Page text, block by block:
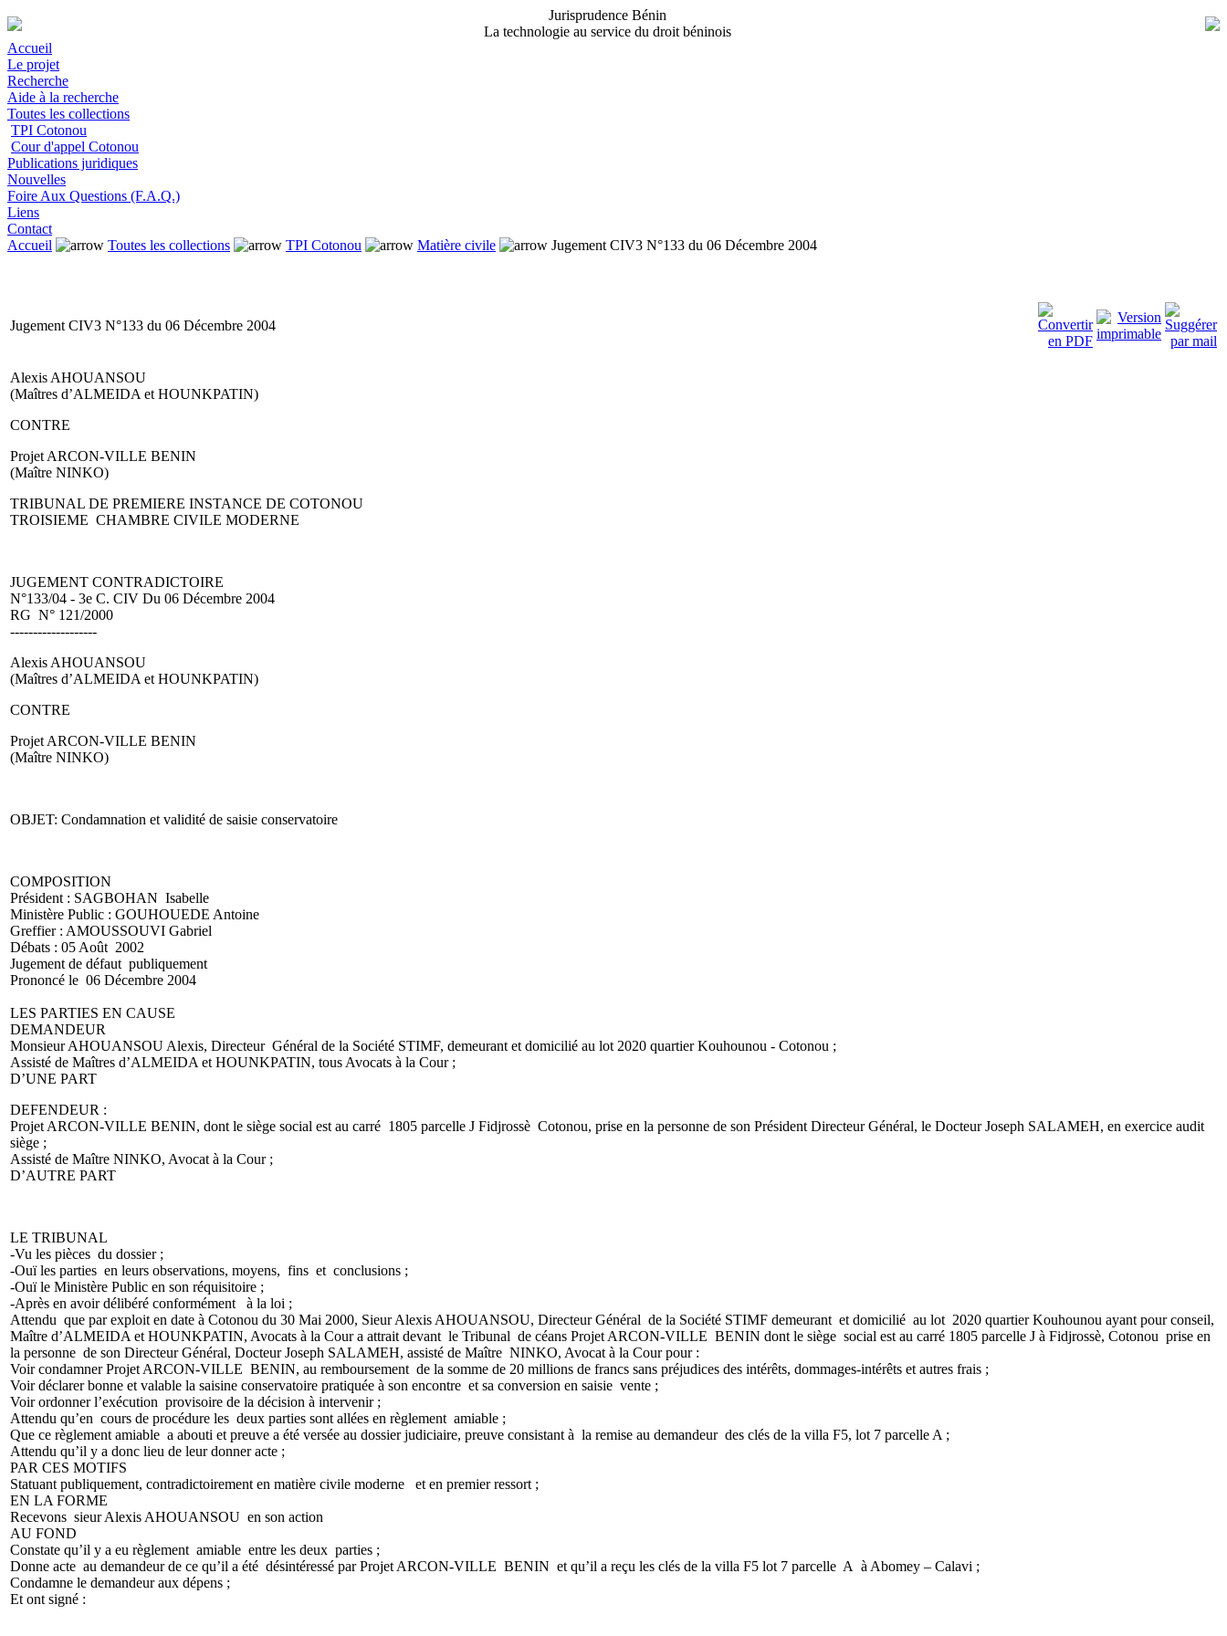
Jurisprudence Bénin
La technologie au service du droit béninois
Accueil
Le projet
Recherche
Aide à la recherche
Toutes les collections
TPI Cotonou
Cour d'appel Cotonou
Publications juridiques
Nouvelles
Foire Aux Questions (F.A.Q.)
Liens
Contact
Accueil
Toutes les collections TPI Cotonou Matière civile Jugement CIV3 N°133 du 06 Décembre 2004
Jugement CIV3 N°133 du 06 Décembre 2004
Alexis AHOUANSOU
(Maîtres d’ALMEIDA et HOUNKPATIN)
CONTRE
Projet ARCON-VILLE BENIN
(Maître NINKO)
TRIBUNAL DE PREMIERE INSTANCE DE COTONOU
TROISIEME CHAMBRE CIVILE MODERNE
JUGEMENT CONTRADICTOIRE
N°133/04 - 3e C. CIV Du 06 Décembre 2004
RG N° 121/2000
-------------------
Alexis AHOUANSOU
(Maîtres d’ALMEIDA et HOUNKPATIN)
CONTRE
Projet ARCON-VILLE BENIN
(Maître NINKO)
OBJET: Condamnation et validité de saisie conservatoire
COMPOSITION
Président : SAGBOHAN Isabelle
Ministère Public : GOUHOUEDE Antoine
Greffier : AMOUSSOUVI Gabriel
Débats : 05 Août 2002
Jugement de défaut publiquement
Prononcé le 06 Décembre 2004
LES PARTIES EN CAUSE
DEMANDEUR
Monsieur AHOUANSOU Alexis, Directeur Général de la Société STIMF, demeurant et domicilié au lot 2020 quartier Kouhounou - Cotonou ;
Assisté de Maîtres d’ALMEIDA et HOUNKPATIN, tous Avocats à la Cour ;
D’UNE PART
DEFENDEUR :
Projet ARCON-VILLE BENIN, dont le siège social est au carré 1805 parcelle J Fidjrossè Cotonou, prise en la personne de son Président Directeur Général, le Docteur Joseph SALAMEH, en exercice audit
siège ;
Assisté de Maître NINKO, Avocat à la Cour ;
D’AUTRE PART
LE TRIBUNAL
-Vu les pièces du dossier ;
-Ouï les parties en leurs observations, moyens, fins et conclusions ;
-Ouï le Ministère Public en son réquisitoire ;
-Après en avoir délibéré conformément à la loi ;
Attendu que par exploit en date à Cotonou du 30 Mai 2000, Sieur Alexis AHOUANSOU, Directeur Général de la Société STIMF demeurant et domicilié au lot 2020 quartier Kouhounou ayant pour conseil,
Maître d’ALMEIDA et HOUNKPATIN, Avocats à la Cour a attrait devant le Tribunal de céans Projet ARCON-VILLE BENIN dont le siège social est au carré 1805 parcelle J à Fidjrossè, Cotonou prise en
la personne de son Directeur Général, Docteur Joseph SALAMEH, assisté de Maître NINKO, Avocat à la Cour pour :
Voir condamner Projet ARCON-VILLE BENIN, au remboursement de la somme de 20 millions de francs sans préjudices des intérêts, dommages-intérêts et autres frais ;
Voir déclarer bonne et valable la saisine conservatoire pratiquée à son encontre et sa conversion en saisie vente ;
Voir ordonner l’exécution provisoire de la décision à intervenir ;
Attendu qu’en cours de procédure les deux parties sont allées en règlement amiable ;
Que ce règlement amiable a abouti et preuve a été versée au dossier judiciaire, preuve consistant à la remise au demandeur des clés de la villa F5, lot 7 parcelle A ;
Attendu qu’il y a donc lieu de leur donner acte ;
PAR CES MOTIFS
Statuant publiquement, contradictoirement en matière civile moderne et en premier ressort ;
EN LA FORME
Recevons sieur Alexis AHOUANSOU en son action
AU FOND
Constate qu’il y a eu règlement amiable entre les deux parties ;
Donne acte au demandeur de ce qu’il a été désintéressé par Projet ARCON-VILLE BENIN et qu’il a reçu les clés de la villa F5 lot 7 parcelle A à Abomey – Calavi ;
Condamne le demandeur aux dépens ;
Et ont signé :